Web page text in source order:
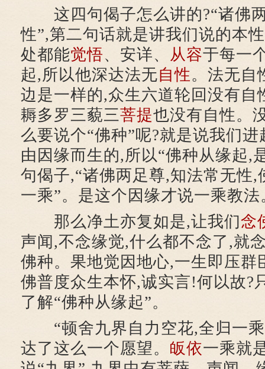
这四句偈子怎么讲的?“诸佛
性”,第二句话就是讲我们说的本
处都能觉悟、安详、 从容于每一
起,所以他深达法无自性。法无自
边是一样的,众生六道轮回没有自
耨多罗三藐三菩提也没有自性。
么要说个“佛种”呢?就是说我们
由因缘而生的,所以“佛种从缘起,
句偈子,“诸佛两足尊,知法常无性,
一乘”。是这个因缘才说一乘教法
那么净土亦复如是,让我们念
声闻,不念缘觉,什么都不念了,就
佛种。果地觉因地心,一生即压群
佛普度众生本怀,诚实言!何以故?
了解“佛种从缘起”。
“顿舍九界自力空花,全归一乘
达了这么一个愿望。 皈依一乘就